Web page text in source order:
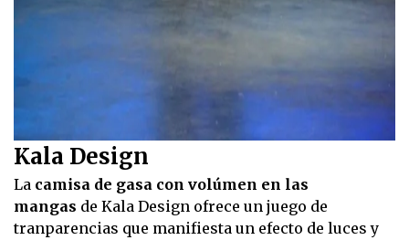
Kala Design
La camisa de gasa con volúmen en las
mangas de Kala Design ofrece un juego de
tranparencias que manifiesta un efecto de luces y